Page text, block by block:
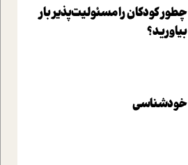
چطور کودکان را مسئولیت‌پذیر بار
بیاورید؟
خودشناسی